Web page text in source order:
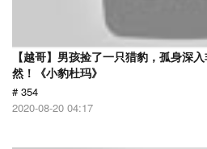
【越哥】男孩捡了一只猎豹，孤身深
然！《小豹杜玛》
# 354
2020-08-20 04:17